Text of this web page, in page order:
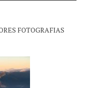
FOTOGRAFIAS